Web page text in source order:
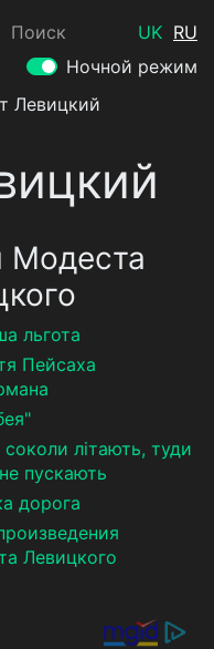
Поиск UK RU
Ночной режим
Левицкий
Модеста
льгота
Пейсаха
соколи літають, туди
пускають
дорога
Левицкого